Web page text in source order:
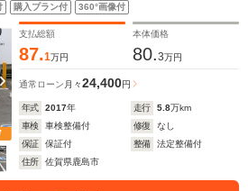
購入プラン付 360°画像付
支払総額
87.1万円
本体価格
80.3万円
通常ローン 月々24,400円
年式 2017年 走行 5.8万km
車検
車検整備付 修復
なし
保証
保証付 整備
法定整備付
住所
佐賀県鹿島市